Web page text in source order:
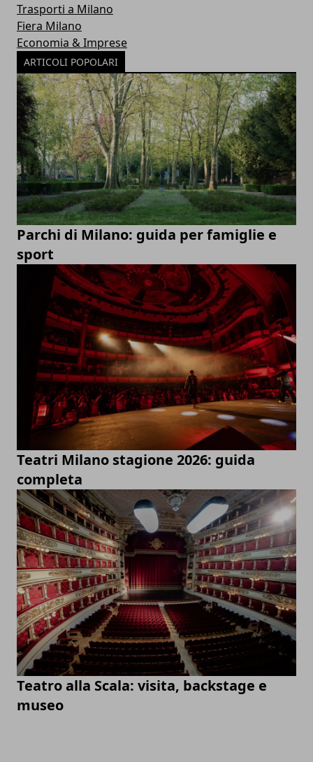
Trasporti a Milano
Fiera Milano
Economia & Imprese
ARTICOLI POPOLARI
Parchi di Milano: guida per famiglie e
sport
Teatri Milano stagione 2026: guida
completa
Teatro alla Scala: visita, backstage e
museo